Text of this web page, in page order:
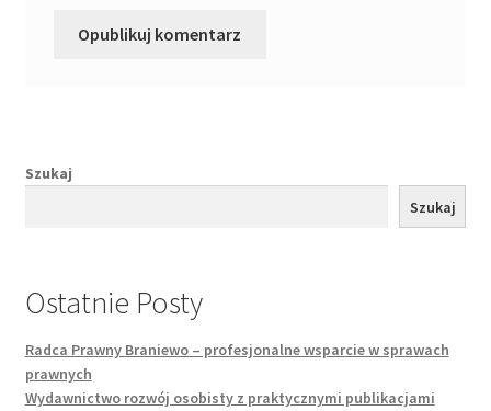
Szukaj
Szukaj
Ostatnie Posty
Radca Prawny Braniewo – profesjonalne wsparcie w sprawach
prawnych
Wydawnictwo rozwój osobisty z praktycznymi publikacjami